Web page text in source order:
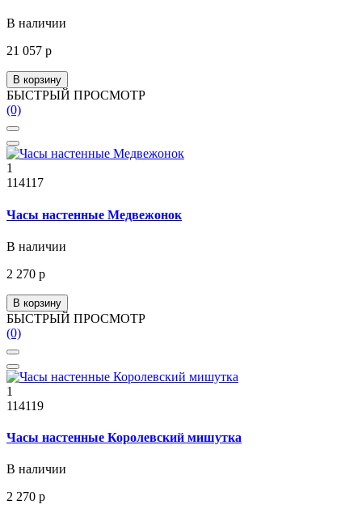
В наличии
21 057 р
В корзину
БЫСТРЫЙ ПРОСМОТР
(0)
1
114117
Часы настенные Медвежонок
В наличии
2 270 р
В корзину
БЫСТРЫЙ ПРОСМОТР
(0)
1
114119
Часы настенные Королевский мишутка
В наличии
2 270 р